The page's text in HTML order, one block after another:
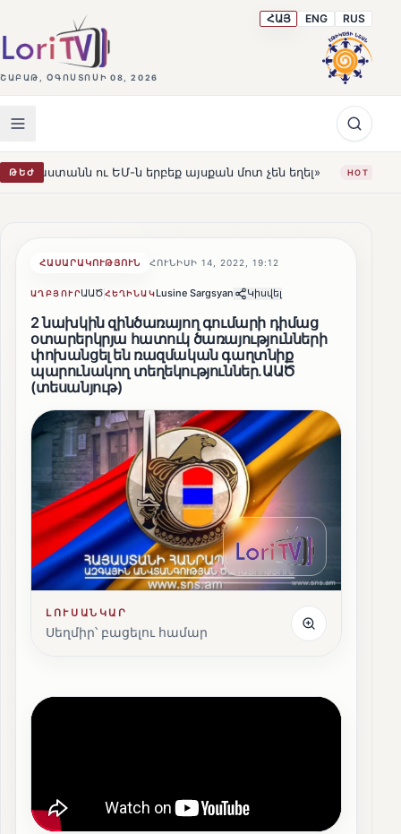
ՇԱԲԱԹ, ՕԳՈՍՏՈՍԻ 08, 2026
ՀԱՅ ENG RUS
ԹԵԺ այսքան մոտ չեն եղել» HOT Լեռնահովիտի Սուրբ
ՀԱՍԱՐԱԿՈՒԹՅՈՒՆ ՀՈՒՆԻՍԻ 14, 2022, 19:12
ԱՂԲՅՈՒՐԱԱԾՀԵՂԻՆԱԿLusine Sargsyan Կիսվել
2 նախկին զինծառայող գումարի դիմաց
օտարերկրյա հատուկ ծառայությունների
փոխանցել են ռազմական գաղտնիք
պարունակող տեղեկություններ․ԱԱԾ
(տեսանյութ)
ԼՈՒՍԱՆԿԱՐ
Սեղմիր՝ բացելու համար